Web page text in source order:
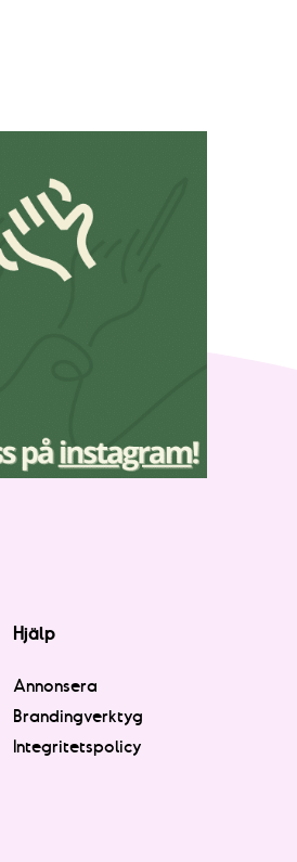
Hjälp
Annonsera
Brandingverktyg
Integritetspolicy